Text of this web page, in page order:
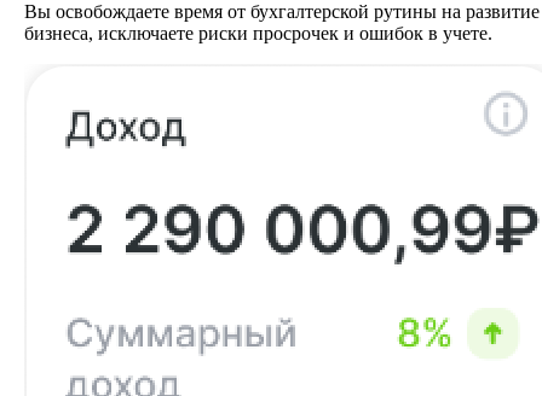
Вы освобождаете время от бухгалтерской рутины на развитие
бизнеса, исключаете риски просрочек и ошибок в учете.